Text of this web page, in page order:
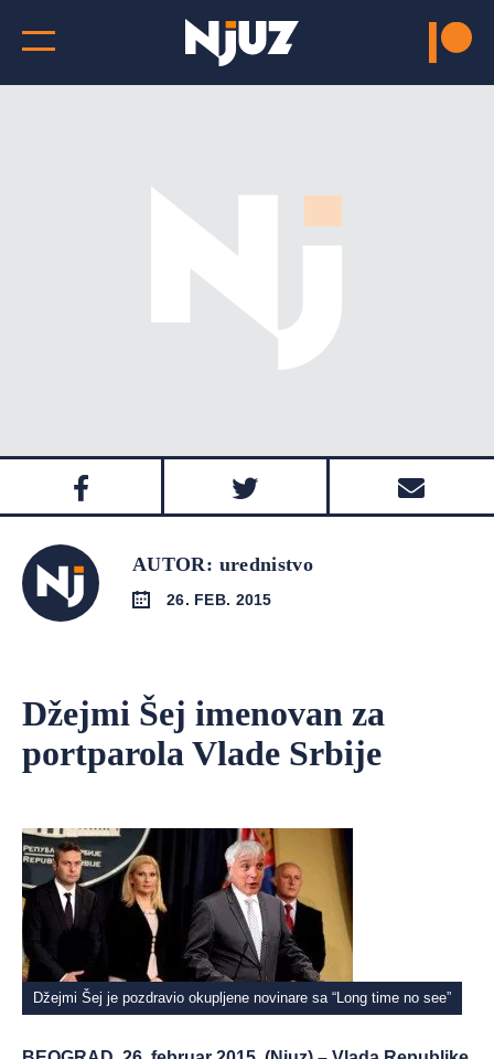
AUTOR: urednistvo
26. FEB. 2015
Džejmi Šej imenovan za
portparola Vlade Srbije
Džejmi Šej je pozdravio okupljene novinare sa “Long time no see”